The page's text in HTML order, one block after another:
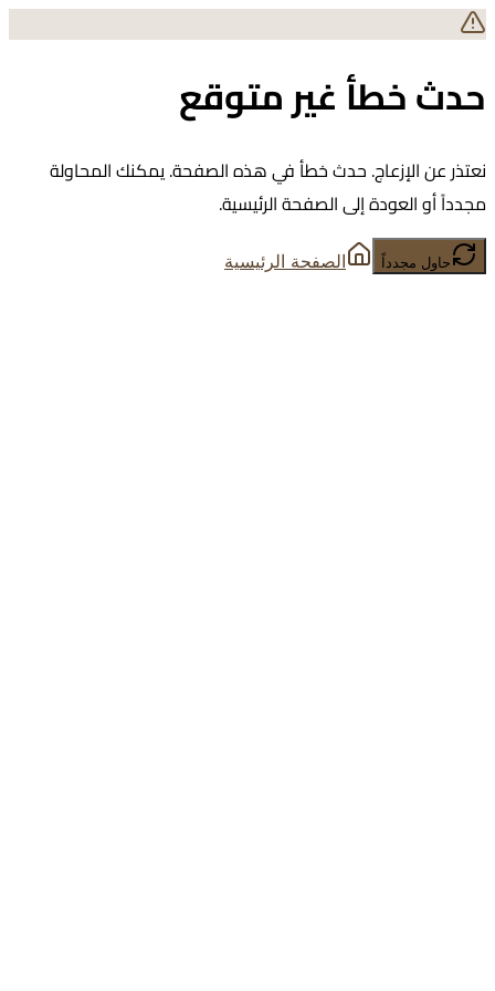
حدث خطأ غير متوقع
نعتذر عن الإزعاج. حدث خطأ في هذه الصفحة. يمكنك المحاولة
مجدداً أو العودة إلى الصفحة الرئيسية.
حاول مجدداً الصفحة الرئيسية